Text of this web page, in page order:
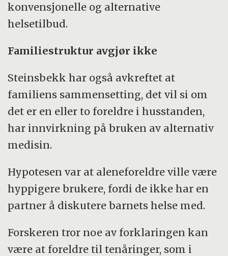
konvensjonelle og alternative
helsetilbud.
Familiestruktur avgjør ikke
Steinsbekk har også avkreftet at
familiens sammensetting, det vil si om
det er en eller to foreldre i husstanden,
har innvirkning på bruken av alternativ
medisin.
Hypotesen var at aleneforeldre ville være
hyppigere brukere, fordi de ikke har en
partner å diskutere barnets helse med.
Forskeren tror noe av forklaringen kan
være at foreldre til tenåringer, som i